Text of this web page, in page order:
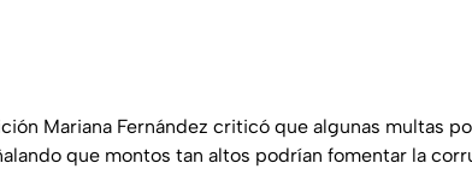
Mariana Fernández criticó que algunas multas
que montos tan altos podrían fomentar la